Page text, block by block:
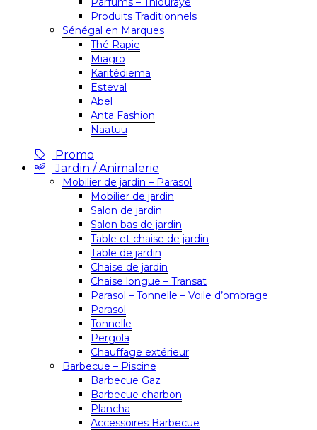
Produits Traditionnels
Sénégal en Marques
Thé Rapie
Miagro
Karitédiema
Esteval
Abel
Anta Fashion
Naatuu
Promo
Jardin / Animalerie
Mobilier de jardin – Parasol
Mobilier de jardin
Salon de jardin
Salon bas de jardin
Table et chaise de jardin
Table de jardin
Chaise de jardin
Chaise longue – Transat
Parasol – Tonnelle – Voile d’ombrage
Parasol
Tonnelle
Pergola
Chauffage extérieur
Barbecue – Piscine
Barbecue Gaz
Barbecue charbon
Plancha
Accessoires Barbecue